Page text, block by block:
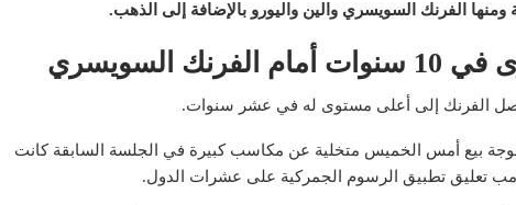
ومنها الفرنك السويسري والين واليورو بالإضافة إلى الذهب.
السويسري
وصل الفرنك إلى أعلى مستوى له في عشر سنوات.
بيع أمس الخميس متخلية عن مكاسب كبيرة في الجلسة السابقة كانت
تعليق تطبيق الرسوم الجمركية على عشرات الدول.